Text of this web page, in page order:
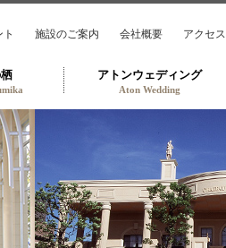
施設のご案内 会社概要 アクセス
アトンウェディング
Aton Wedding